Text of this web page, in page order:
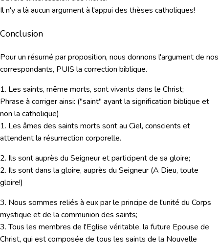
Il n'y a là aucun argumentà l'appui des thèses catholiques!
Conclusion
Pour un résumé par proposition, nous donnons l'argument de nos
correspondants, PUIS la correction biblique.
1. Les saints, même morts, sont vivants dans le Christ;
Phrase à corrigerainsi: ("saint" ayant la signification biblique et
non la catholique)
1. Les âmes des saints morts sont au Ciel, conscients et
attendent la résurrection corporelle.
2. Ils sont auprès du Seigneur et participent de sa gloire;
2. Ils sontdans la gloire, auprès du Seigneur (A Dieu, toute
gloire!)
3. Nous sommes reliés à eux par le principe de l'unité du Corps
mystique et de la communion des saints;
3. Tous les membres de l'Eglise véritable, la future Epouse de
Christ, qui est composée de tous les saints de la Nouvelle